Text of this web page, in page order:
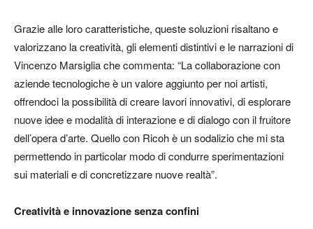
Grazie alle loro caratteristiche, queste soluzioni risaltano e
valorizzano la creatività, gli elementi distintivi e le narrazioni di
Vincenzo Marsiglia che commenta: “La collaborazione con
aziende tecnologiche è un valore aggiunto per noi artisti,
offrendoci la possibilità di creare lavori innovativi, di esplorare
nuove idee e modalità di interazione e di dialogo con il fruitore
dell’opera d’arte. Quello con Ricoh è un sodalizio che mi sta
permettendo in particolar modo di condurre sperimentazioni
sui materiali e di concretizzare nuove realtà”.
Creatività e innovazione senza confini